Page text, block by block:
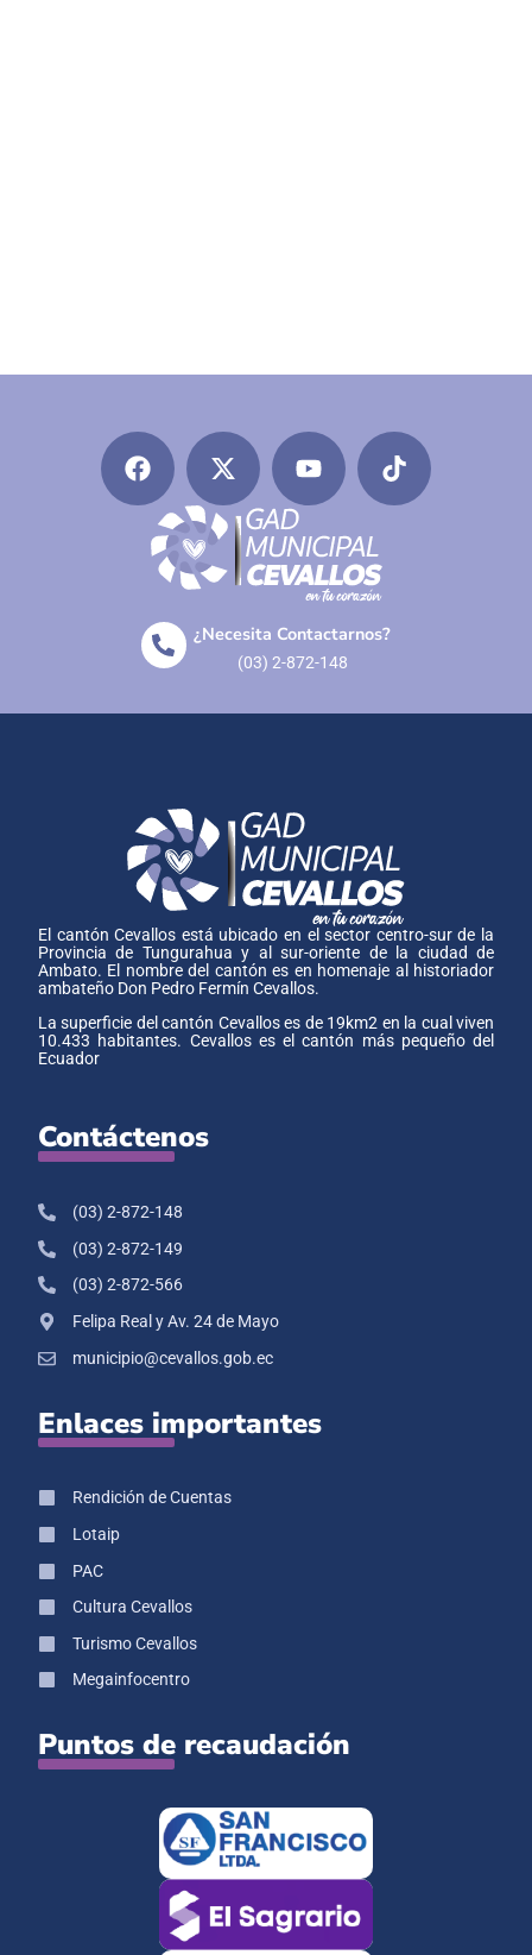
¿Necesita Contactarnos?
(03) 2-872-148
El cantón Cevallos está ubicado en el sector centro-sur de la
Provincia de Tungurahua y al sur-oriente de la ciudad de
Ambato. El nombre del cantón es en homenaje al historiador
ambateño Don Pedro Fermín Cevallos.
La superficie del cantón Cevallos es de 19km2 en la cual viven
10.433 habitantes. Cevallos es el cantón más pequeño del
Ecuador
Contáctenos
(03) 2-872-148
(03) 2-872-149
(03) 2-872-566
Felipa Real y Av. 24 de Mayo
municipio@cevallos.gob.ec
Enlaces importantes
Rendición de Cuentas
Lotaip
PAC
Cultura Cevallos
Turismo Cevallos
Megainfocentro
Puntos de recaudación